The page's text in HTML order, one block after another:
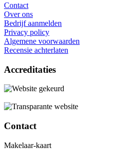
Contact
Over ons
Bedrijf aanmelden
Privacy policy
Algemene voorwaarden
Recensie achterlaten
Accreditaties
Contact
Makelaar-kaart